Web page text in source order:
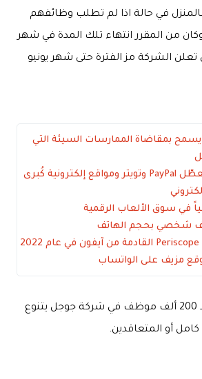
بالمنزل في حالة اذا لم تطلب وظائفهم
من المقرر انتهاء تلك المدة في شهر
تعلن الشركة مز الفترة حتى شهر يونيو
يسمح بمقاضاة الممارسات السيئة التي
توقف الإنترنت وتعطّل PayPal وتويتر ومواقع إلكترونية كُبرى
في سوق الألعاب الرقمية
شخصي بحجم الهاتف
مزيف على الواتساب
يشمل هذا القرار عدد 200 ألف موظف في شركة جوجل يتنوع
أو المتعاقدين.